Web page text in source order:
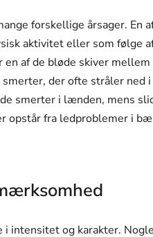
forskellige årsager. En
aktivitet eller som følge
af de bløde skiver
der ofte stråler ned
smerter i lænden, mens
fra ledproblemer i
intensitet og karakter.